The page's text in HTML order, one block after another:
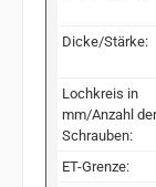
Dicke/Stärke:
Lochkreis in
mm/Anzahl
Schrauben:
ET-Grenze: